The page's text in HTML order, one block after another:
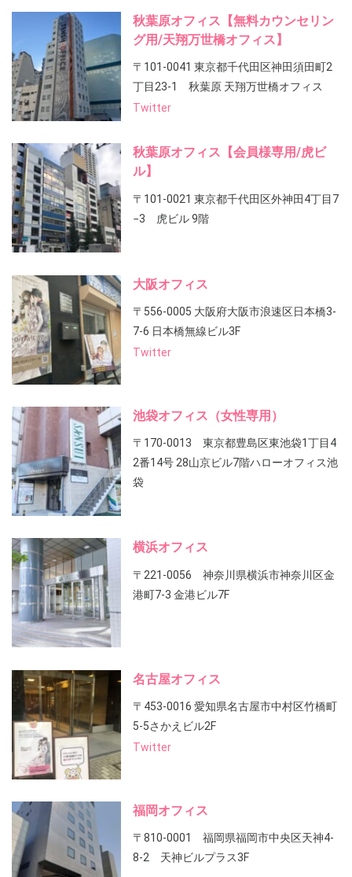
秋葉原オフィス【無料カウンセリン
グ用/天翔万世橋オフィス】
〒101-0041 東京都千代田区神田須田町2
丁目23-1 秋葉原 天翔万世橋オフィス
Twitter
秋葉原オフィス【会員様専用/虎ビ
ル】
〒101-0021 東京都千代田区外神田4丁目7
−3 虎ビル 9階
大阪オフィス
〒556-0005 大阪府大阪市浪速区日本橋3-
7-6 日本橋無線ビル3F
Twitter
池袋オフィス（女性専用）
〒170-0013 東京都豊島区東池袋1丁目4
2番14号 28山京ビル7階ハローオフィス池
袋
横浜オフィス
〒221-0056 神奈川県横浜市神奈川区金
港町7-3 金港ビル7F
名古屋オフィス
〒453-0016 愛知県名古屋市中村区竹橋町
5-5さかえビル2F
Twitter
福岡オフィス
〒810-0001 福岡県福岡市中央区天神4-
8-2 天神ビルプラス3F